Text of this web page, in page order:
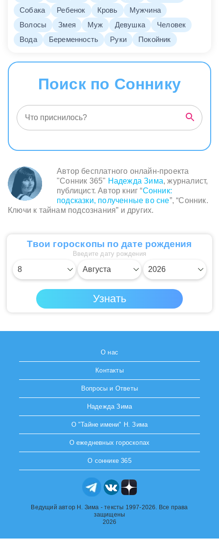
Собака
Ребенок Кровь
Мужчина
Волосы
Змея Муж Девушка
Человек
Вода
Беременность Руки Покойник
Поиск по Соннику
Автор бесплатного онлайн-проекта
"Сонник 365" Надежда Зима, журналист,
публицист. Автор книг “Сонник:
подсказки, полученные во сне”, “Сонник.
Ключи к тайнам подсознания” и других.
Твои гороскопы по дате рождения
Введите дату рождения
О нас
Контакты
Вопросы и Ответы
Надежда Зима
О "Тайне имени" Н. Зима
О ежедневных гороскопах
О соннике 365
Ведущий автор Н. Зима - тексты 1997-2026. Все права
защищены
2026